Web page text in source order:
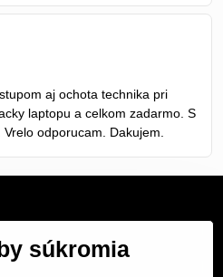
5
aj ochota technika pri
laptopu a celkom zadarmo. S
odporucam. Dakujem.
súkromia